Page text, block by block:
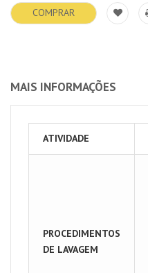
COMPRAR
MAIS INFORMAÇÕES
ATIVIDADE
PROCEDIMENTOS
DE LAVAGEM